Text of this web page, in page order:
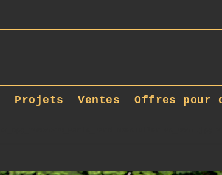
Projets Ventes Offres pour